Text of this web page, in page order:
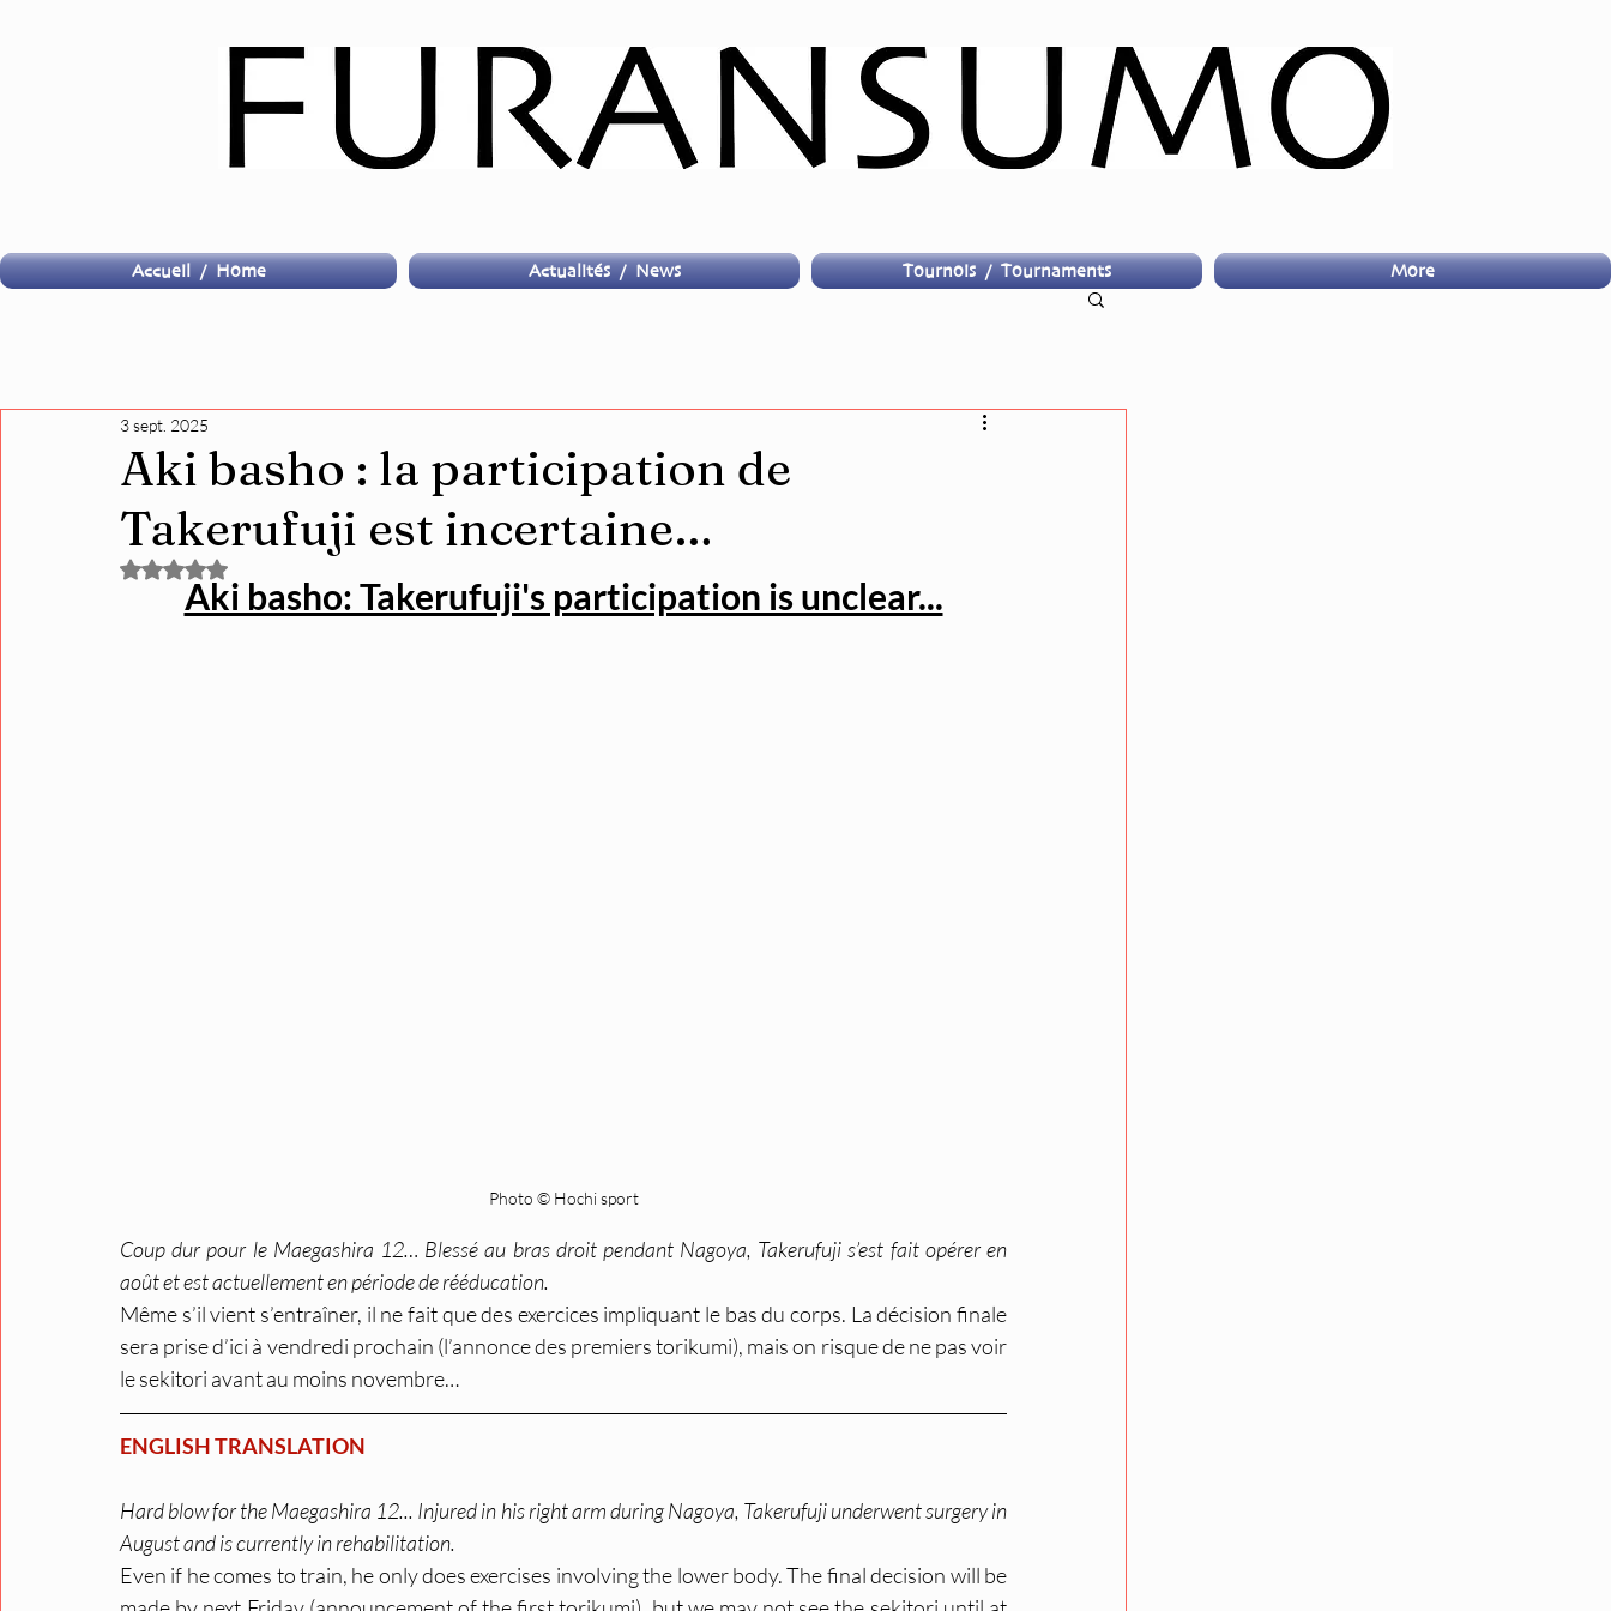
Accueil / Home Actualités / News Tournois / Tournaments More
Aki basho : la participation de
Takerufuji est incertaine…
3 sept. 2025
Noté NaN étoiles sur 5.
Aki basho: Takerufuji's participation is unclear...
Photo © Hochi sport
Coup dur pour le Maegashira 12… Blessé au bras droit pendant Nagoya, Takerufuji s’est fait opérer en
août et est actuellement en période de rééducation.
Même s’il vient s’entraîner, il ne fait que des exercices impliquant le bas du corps. La décision finale
sera prise d’ici à vendredi prochain (l’annonce des premiers torikumi), mais on risque de ne pas voir
le sekitori avant au moins novembre…
ENGLISH TRANSLATION
Hard blow for the Maegashira 12... Injured in his right arm during Nagoya, Takerufuji underwent surgery in
August and is currently in rehabilitation.
Even if he comes to train, he only does exercises involving the lower body. The final decision will be